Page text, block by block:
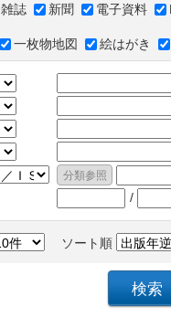
雑誌 新聞 電子資料
一枚物地図 絵はがき
/
ソート順